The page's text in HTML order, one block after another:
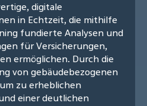
digitale
in Echtzeit, die mithilfe
fundierte Analysen und
für Versicherungen,
ermöglichen. Durch die
von gebäudebezogenen
zu erheblichen
einer deutlichen